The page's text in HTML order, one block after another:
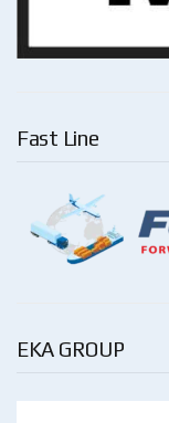
Fast Line
EKA GROUP